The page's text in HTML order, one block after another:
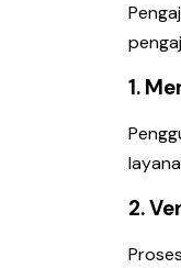
1.
2.